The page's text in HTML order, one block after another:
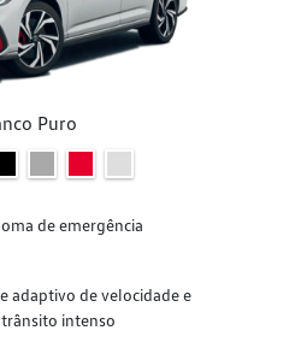
Puro
de emergência
adaptivo de velocidade e
intenso